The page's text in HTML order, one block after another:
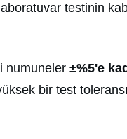
testinin
numuneler ±%5'e
bir test